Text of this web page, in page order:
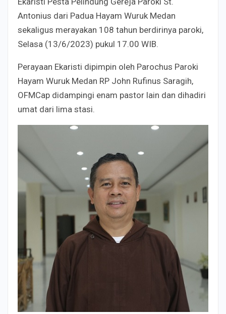
Antonius dari Padua Hayam Wuruk Medan
sekaligus merayakan 108 tahun berdirinya paroki,
Selasa (13/6/2023) pukul 17.00 WIB.
Perayaan Ekaristi dipimpin oleh Parochus Paroki
Hayam Wuruk Medan RP John Rufinus Saragih,
OFMCap didampingi enam pastor lain dan dihadiri
umat dari lima stasi.